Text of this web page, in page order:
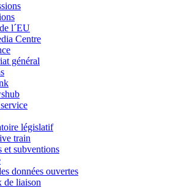
l´EU
Centre
général
législatif
train
et subventions
données ouvertes
de liaison